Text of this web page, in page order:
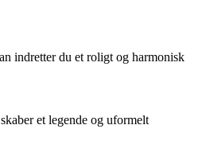
indretter du et roligt og harmonisk
et legende og uformelt